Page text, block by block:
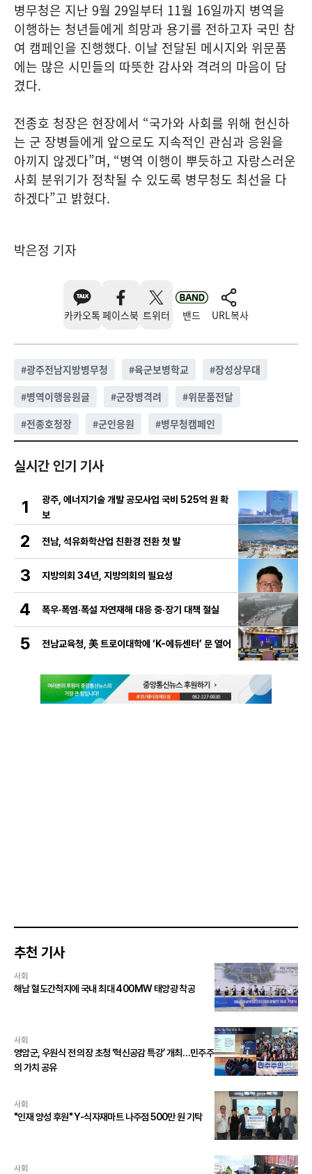
병무청은 지난 9월 29일부터 11월 16일까지 병역을
이행하는 청년들에게 희망과 용기를 전하고자 국민 참
여 캠페인을 진행했다. 이날 전달된 메시지와 위문품
에는 많은 시민들의 따뜻한 감사와 격려의 마음이 담
겼다.
전종호 청장은 현장에서 “국가와 사회를 위해 헌신하
는 군 장병들에게 앞으로도 지속적인 관심과 응원을
아끼지 않겠다”며, “병역 이행이 뿌듯하고 자랑스러운
사회 분위기가 정착될 수 있도록 병무청도 최선을 다
하겠다”고 밝혔다.
박은정 기자
카카오톡 페이스북 트위터 밴드 URL복사
#광주전남지방병무청 #육군보병학교 #장성상무대
#병역이행응원글 #군장병격려 #위문품전달
#전종호청장 #군인응원 #병무청캠페인
실시간 인기 기사
1
광주, 에너지기술 개발 공모사업 국비 525억 원 확
보
2 전남, 석유화학산업 친환경 전환 첫 발
3 지방의회 34년, 지방의회의 필요성
4 폭우·폭염·폭설 자연재해 대응 중·장기 대책 절실
5 전남교육청, 美 트로이대학에 ‘K-에듀센터’ 문 열어
추천 기사
사회
해남 혈도간척지에 국내 최대 400MW 태양광 착공
사회
영암군, 우원식 전 의장 초청 ‘혁신공감 특강’ 개최…민주주
의 가치 공유
사회
"인재 양성 후원" Y-식자재마트 나주점 500만 원 기탁
사회